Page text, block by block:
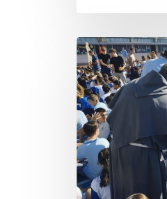
Fiesta
de
San
Antonio
de
Padua